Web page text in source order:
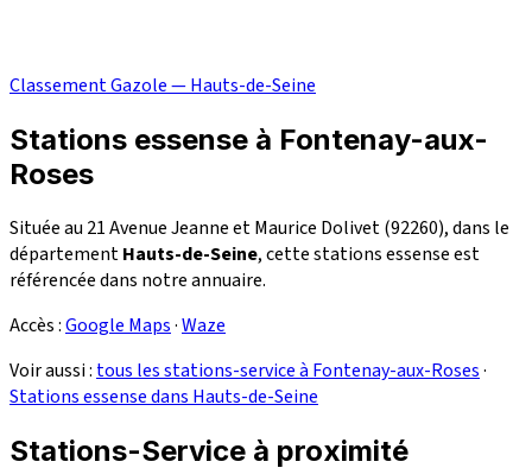
Classement Gazole — Hauts-de-Seine
Stations essense à Fontenay-aux-
Roses
Située au 21 Avenue Jeanne et Maurice Dolivet (92260), dans le
départementHauts-de-Seine, cette stations essense est
référencée dans notre annuaire.
Accès :Google Maps·Waze
Voir aussi : tous les stations-service à Fontenay-aux-Roses·
Stations essense dans Hauts-de-Seine
Stations-Service à proximité